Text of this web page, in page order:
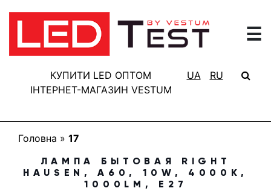
☰
КУПИТИ LED ОПТОМ
ІНТЕРНЕТ-МАГАЗИН VESTUM
UA RU
ГОЛОВНА
РЕЗУЛЬТАТИ
ТЕСТУВАННЯ
ПРОЕКТ
Головна » 17
ЛАМПА БЫТОВАЯ RIGHT
HAUSEN, A60, 10W, 4000K,
1000LM, E27